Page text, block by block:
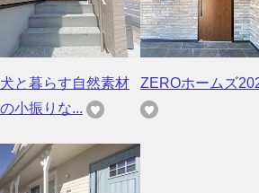
犬と暮らす自然素材
の小振りな...
ZEROホームズ